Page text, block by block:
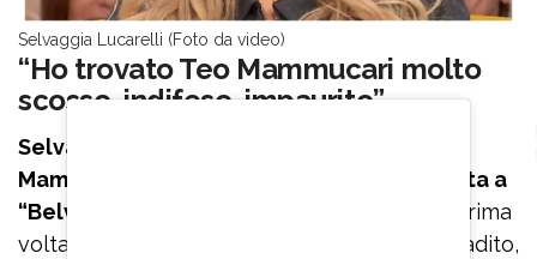
Selvaggia Lucarelli (Foto da video)
“Ho trovato Teo Mammucari molto
scosso, indifeso, impaurito”
Selvaggia Lucarelli ha intervistato Teo
Mammucari dopo la sua turbolenta ospitata a
“Belve”.
“L’ho trovato molto scosso, per la prima
volta in difficoltà – confida – L’ho trovato sbiadito,